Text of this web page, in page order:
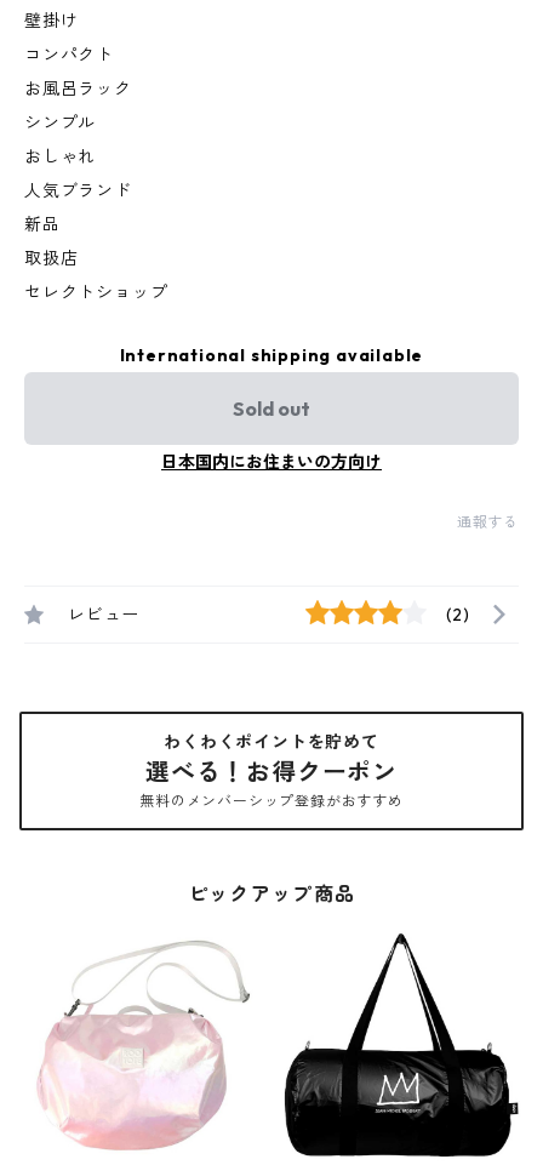
壁掛け
コンパクト
お風呂ラック
シンプル
おしゃれ
人気ブランド
新品
取扱店
セレクトショップ
International shipping available
Sold out
日本国内にお住まいの方向け
通報する
レビュー (2)
わくわくポイントを貯めて
選べる！お得クーポン
無料のメンバーシップ登録がおすすめ
ピックアップ商品